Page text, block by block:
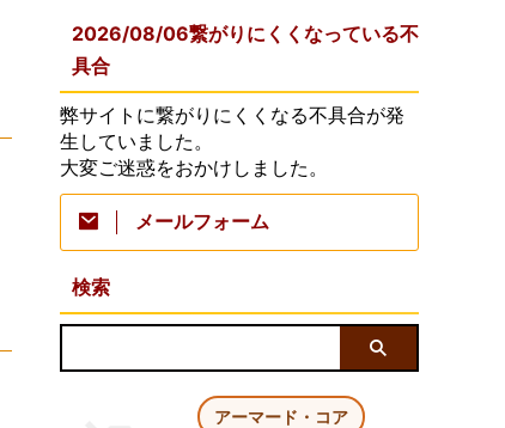
2026/08/06繋がりにくくなっている不
具合
弊サイトに繋がりにくくなる不具合が発
生していました。
大変ご迷惑をおかけしました。
メールフォーム
検索
アーマード・コア